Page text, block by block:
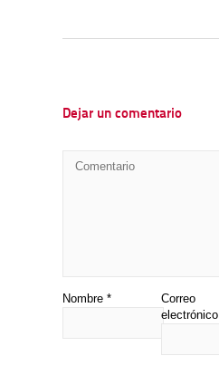
Dejar un comentario
Nombre *
Correo
electrónico